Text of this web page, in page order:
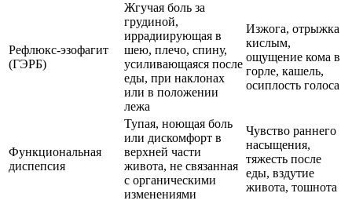
Рефлюкс-эзофагит
(ГЭРБ)
Жгучая боль за
грудиной,
иррадиирующая в
шею, плечо, спину,
усиливающаяся после
еды, при наклонах
или в положении
лежа
Изжога, отрыжка
кислым,
ощущение кома в
горле, кашель,
осиплость голоса
Функциональная
диспепсия
Тупая, ноющая боль
или дискомфорт в
верхней части
живота, не связанная
с органическими
изменениями
Чувство раннего
насыщения,
тяжесть после
еды, вздутие
живота, тошнота